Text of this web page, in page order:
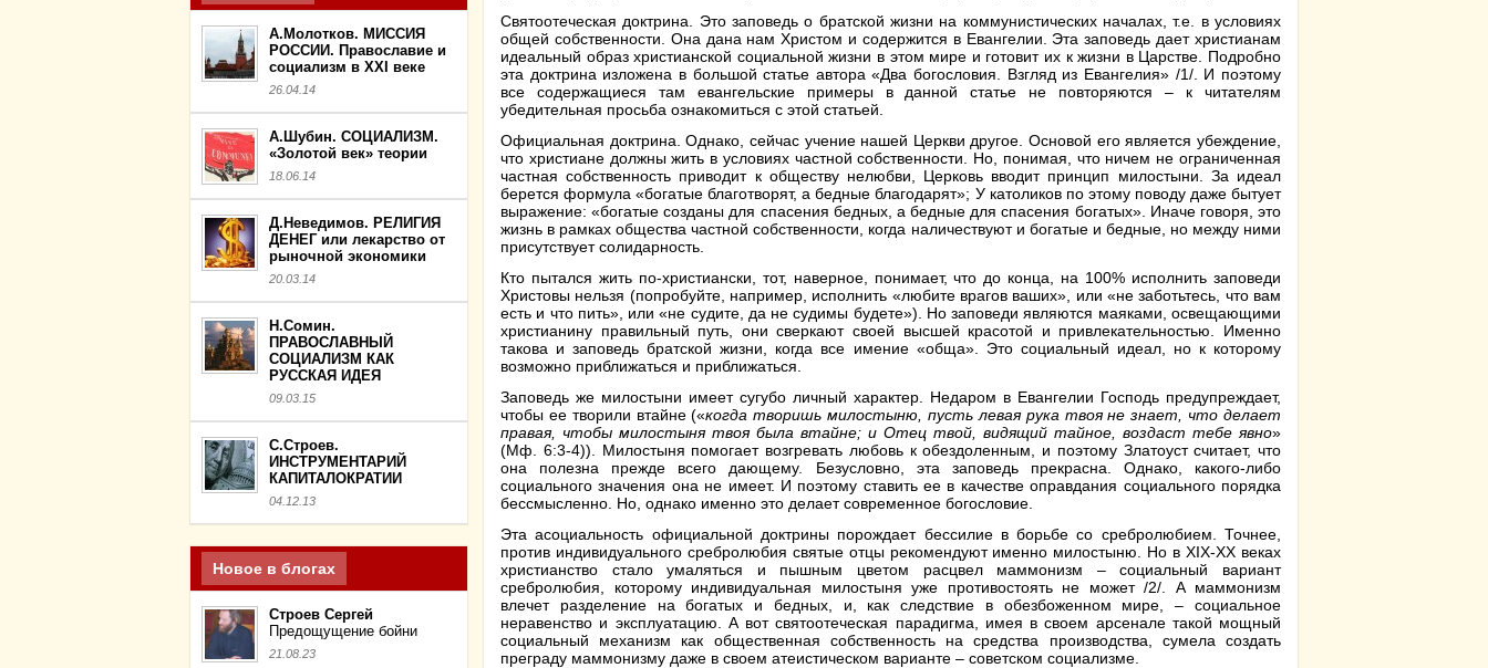
А.Молотков. МИССИЯ
РОССИИ. Православие и
социализм в XXI веке
26.04.14
А.Шубин. СОЦИАЛИЗМ.
«Золотой век» теории
18.06.14
Д.Неведимов. РЕЛИГИЯ
ДЕНЕГ или лекарство от
рыночной экономики
20.03.14
Н.Сомин.
ПРАВОСЛАВНЫЙ
СОЦИАЛИЗМ КАК
РУССКАЯ ИДЕЯ
09.03.15
С.Строев.
ИНСТРУМЕНТАРИЙ
КАПИТАЛОКРАТИИ
04.12.13
Новое в блогах
Строев Сергей
Предощущение бойни
21.08.23
Святоотеческая доктрина. Это заповедь о братской жизни на коммунистических началах, т.е. в условиях
общей собственности. Она дана нам Христом и содержится в Евангелии. Эта заповедь дает христианам
идеальный образ христианской социальной жизни в этом мире и готовит их к жизни в Царстве. Подробно
эта доктрина изложена в большой статье автора «Два богословия. Взгляд из Евангелия» /1/. И поэтому
все содержащиеся там евангельские примеры в данной статье не повторяются – к читателям
убедительная просьба ознакомиться с этой статьей.
Официальная доктрина. Однако, сейчас учение нашей Церкви другое. Основой его является убеждение,
что христиане должны жить в условиях частной собственности. Но, понимая, что ничем не ограниченная
частная собственность приводит к обществу нелюбви, Церковь вводит принцип милостыни. За идеал
берется формула «богатые благотворят, а бедные благодарят»; У католиков по этому поводу даже бытует
выражение: «богатые созданы для спасения бедных, а бедные для спасения богатых». Иначе говоря, это
жизнь в рамках общества частной собственности, когда наличествуют и богатые и бедные, но между ними
присутствует солидарность.
Кто пытался жить по-христиански, тот, наверное, понимает, что до конца, на 100% исполнить заповеди
Христовы нельзя (попробуйте, например, исполнить «любите врагов ваших», или «не заботьтесь, что вам
есть и что пить», или «не судите, да не судимы будете»). Но заповеди являются маяками, освещающими
христианину правильный путь, они сверкают своей высшей красотой и привлекательностью. Именно
такова и заповедь братской жизни, когда все имение «обща». Это социальный идеал, но к которому
возможно приближаться и приближаться.
Заповедь же милостыни имеет сугубо личный характер. Недаром в Евангелии Господь предупреждает,
чтобы ее творили втайне («когда творишь милостыню, пусть левая рука твоя не знает, что делает
правая, чтобы милостыня твоя была втайне; и Отец твой, видящий тайное, воздаст тебе явно»
(Мф. 6:3-4)). Милостыня помогает возгревать любовь к обездоленным, и поэтому Златоуст считает, что
она полезна прежде всего дающему. Безусловно, эта заповедь прекрасна. Однако, какого-либо
социального значения она не имеет. И поэтому ставить ее в качестве оправдания социального порядка
бессмысленно. Но, однако именно это делает современное богословие.
Эта асоциальность официальной доктрины порождает бессилие в борьбе со сребролюбием. Точнее,
против индивидуального сребролюбия святые отцы рекомендуют именно милостыню. Но в XIX-XX веках
христианство стало умаляться и пышным цветом расцвел маммонизм – социальный вариант
сребролюбия, которому индивидуальная милостыня уже противостоять не может /2/. А маммонизм
влечет разделение на богатых и бедных, и, как следствие в обезбоженном мире, – социальное
неравенство и эксплуатацию. А вот святоотеческая парадигма, имея в своем арсенале такой мощный
социальный механизм как общественная собственность на средства производства, сумела создать
преграду маммонизму даже в своем атеистическом варианте – советском социализме.